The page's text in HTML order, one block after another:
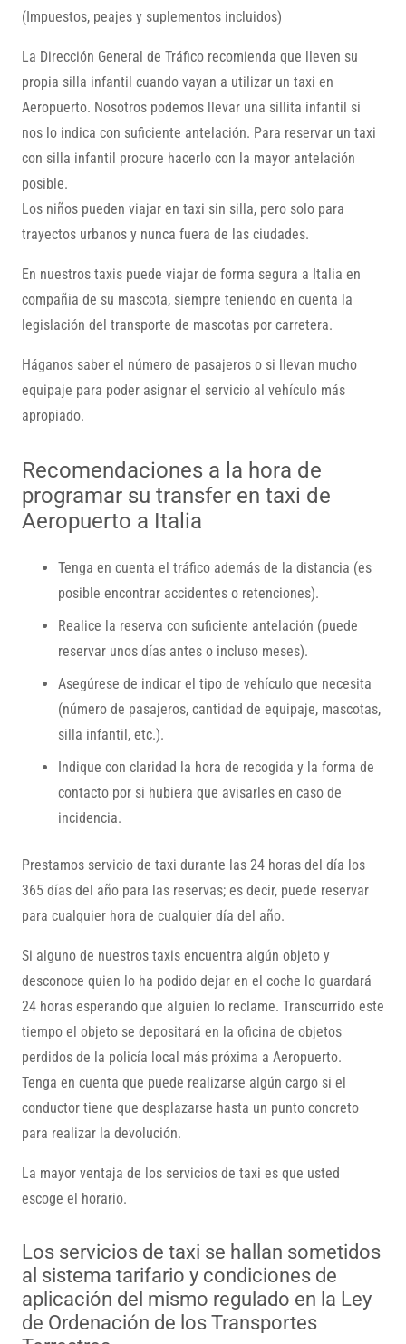
(Impuestos, peajes y suplementos incluidos)
La Dirección General de Tráfico recomienda que lleven su
propia silla infantil cuando vayan a utilizar un taxi en
Aeropuerto. Nosotros podemos llevar una sillita infantil si
nos lo indica con suficiente antelación. Para reservar un taxi
con silla infantil procure hacerlo con la mayor antelación
posible.
Los niños pueden viajar en taxi sin silla, pero solo para
trayectos urbanos y nunca fuera de las ciudades.
En nuestros taxis puede viajar de forma segura a Italia en
compañia de su mascota, siempre teniendo en cuenta la
legislación del transporte de mascotas por carretera.
Háganos saber el número de pasajeros o si llevan mucho
equipaje para poder asignar el servicio al vehículo más
apropiado.
Recomendaciones a la hora de
programar su transfer en taxi de
Aeropuerto a Italia
Tenga en cuenta el tráfico además de la distancia (es
posible encontrar accidentes o retenciones).
Realice la reserva con suficiente antelación (puede
reservar unos días antes o incluso meses).
Asegúrese de indicar el tipo de vehículo que necesita
(número de pasajeros, cantidad de equipaje, mascotas,
silla infantil, etc.).
Indique con claridad la hora de recogida y la forma de
contacto por si hubiera que avisarles en caso de
incidencia.
Prestamos servicio de taxi durante las 24 horas del día los
365 días del año para las reservas; es decir, puede reservar
para cualquier hora de cualquier día del año.
Si alguno de nuestros taxis encuentra algún objeto y
desconoce quien lo ha podido dejar en el coche lo guardará
24 horas esperando que alguien lo reclame. Transcurrido este
tiempo el objeto se depositará en la oficina de objetos
perdidos de la policía local más próxima a Aeropuerto.
Tenga en cuenta que puede realizarse algún cargo si el
conductor tiene que desplazarse hasta un punto concreto
para realizar la devolución.
La mayor ventaja de los servicios de taxi es que usted
escoge el horario.
Los servicios de taxi se hallan sometidos
al sistema tarifario y condiciones de
aplicación del mismo regulado en la Ley
de Ordenación de los Transportes